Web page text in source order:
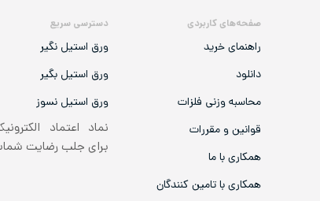
صفحه‌های کاربردی
راهنمای خرید
دانلود
محاسبه وزنی فلزات
قوانین و مقررات
همکاری با ما
همکاری با تامین کنندگان
دسترسی سریع
ورق استیل نگیر
ورق استیل بگیر
ورق استیل نسوز
نماد اعتماد
برای جلب رضایت